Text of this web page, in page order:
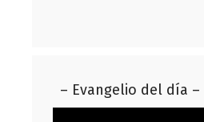
– Evangelio del día –